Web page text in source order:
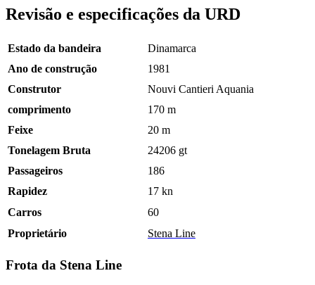
Revisão e especificações da URD
Estado da bandeira
Dinamarca
Ano de construção
1981
Construtor
Nouvi Cantieri Aquania
comprimento
170 m
Feixe
20 m
Tonelagem Bruta
24206 gt
Passageiros
186
Rapidez
17 kn
Carros
60
Proprietário
Stena Line
Frota da Stena Line